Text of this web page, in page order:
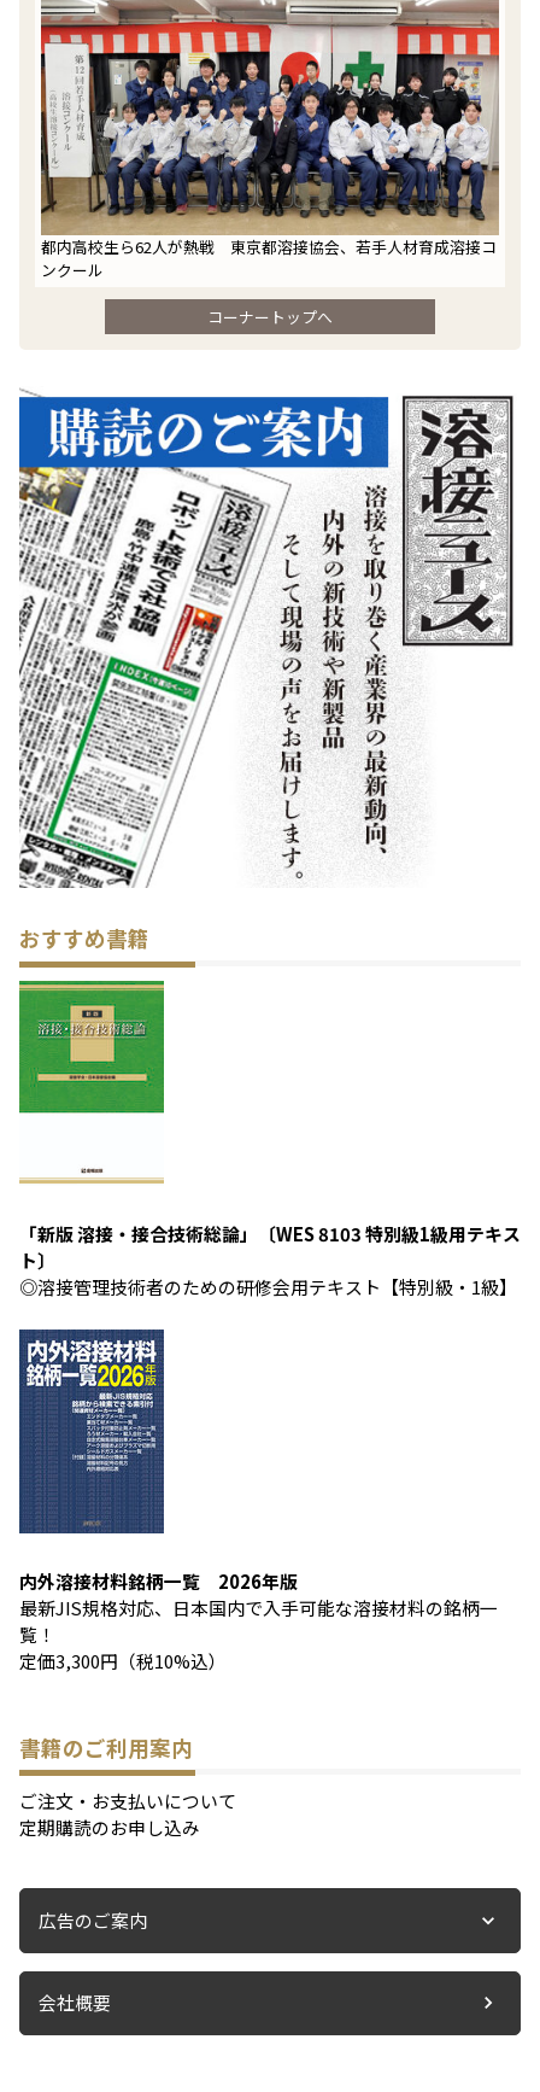
都内高校生ら62人が熱戦 東京都溶接協会、若手人材育成溶接コ
ンクール
コーナートップへ
おすすめ書籍
「新版 溶接・接合技術総論」〔WES 8103 特別級1級用テキス
ト〕
◎溶接管理技術者のための研修会用テキスト【特別級・1級】
内外溶接材料銘柄一覧 2026年版
最新JIS規格対応、日本国内で入手可能な溶接材料の銘柄一
覧！
定価3,300円（税10%込）
書籍のご利用案内
ご注文・お支払いについて
定期購読のお申し込み
広告のご案内
会社概要